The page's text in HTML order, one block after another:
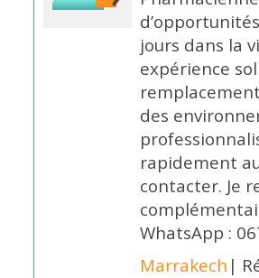
jours dans la
expérience
des
rapidement
contacter. Je
WhatsApp :
Marrakech |